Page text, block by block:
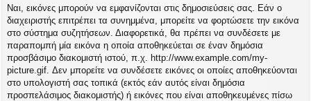
Ναι, εικόνες μπορούν να εμφανίζονται στις δημοσιεύσεις σας. Εάν ο
διαχειριστής επιτρέπει τα συνημμένα, μπορείτε να φορτώσετε την εικόνα
στο σύστημα συζητήσεων. Διαφορετικά, θα πρέπει να συνδέσετε με
παραπομπή μία εικόνα η οποία αποθηκεύεται σε έναν δημόσια
προσβάσιμο διακομιστή ιστού, π.χ. http://www.example.com/my-
picture.gif. Δεν μπορείτε να συνδέσετε εικόνες οι οποίες αποθηκεύονται
στο υπολογιστή σας τοπικά (εκτός εάν αυτός είναι δημόσια
προσπελάσιμος διακομιστής) ή εικόνες που είναι αποθηκευμένες πίσω